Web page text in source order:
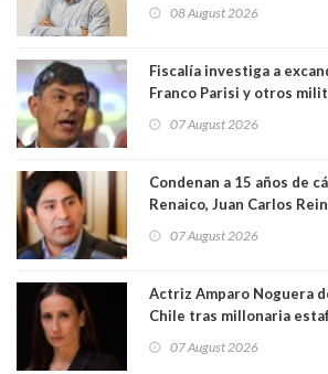
08 August 2026
Fiscalía investiga a
Franco Parisi y otros
07 August 2026
Condenan a 15 años de
Renaico, Juan Carlos
07 August 2026
Actriz Amparo Noguera
Chile tras millonaria
07 August 2026